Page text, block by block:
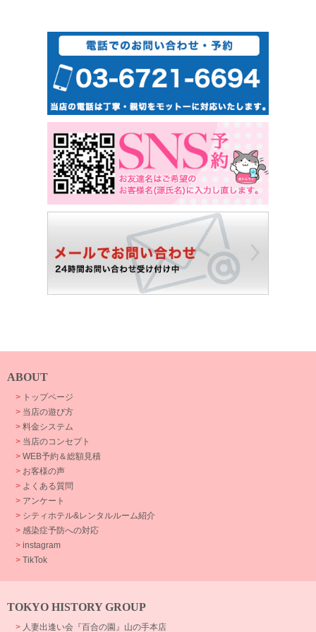
ABOUT
> トップページ
> 当店の遊び方
> 料金システム
> 当店のコンセプト
> WEB予約＆総額見積
> お客様の声
> よくある質問
> アンケート
> シティホテル&レンタルルーム紹介
> 感染症予防への対応
> instagram
> TikTok
TOKYO HISTORY GROUP
> 人妻出逢い会『百合の園』山の手本店